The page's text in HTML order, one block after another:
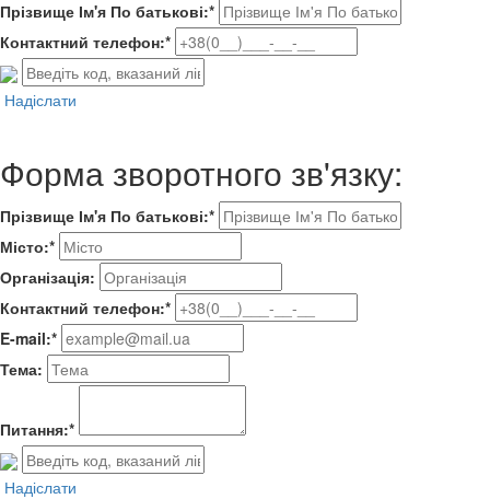
Прізвище Ім'я По батькові:*
Контактний телефон:*
Надіслати
Форма зворотного зв'язку:
Прізвище Ім'я По батькові:*
Місто:*
Організація:
Контактний телефон:*
E-mail:*
Тема:
Питання:*
Надіслати